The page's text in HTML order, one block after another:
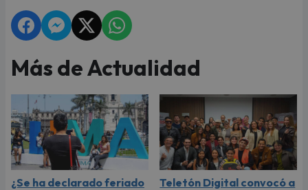
Más de Actualidad
¿Se ha declarado feriado
Teletón Digital convocó a